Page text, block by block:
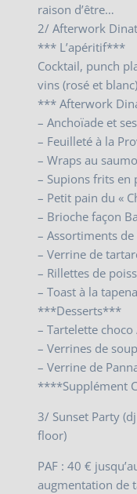
raison d’être…
2/ Afterwork
*** L’apéritif***
Cocktail, punch
vins (rosé et blanc)
*** Afterwork
– Anchoïade et
– Feuilleté à la
– Wraps au
– Supions frits en
– Petit pain du «
– Brioche façon
– Assortiments de
– Verrine de
– Rillettes de
– Toast à la
***Desserts***
– Tartelette
– Verrines de
– Verrine de
****Supplément
3/ Sunset Party
floor)
PAF : 40 €
augmentation de